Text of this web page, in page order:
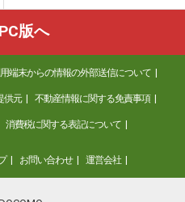
PC版へ
端末からの情報の外部送信について
供元 不動産情報に関する免責事項
消費税に関する表記について
お問い合わせ 運営会社